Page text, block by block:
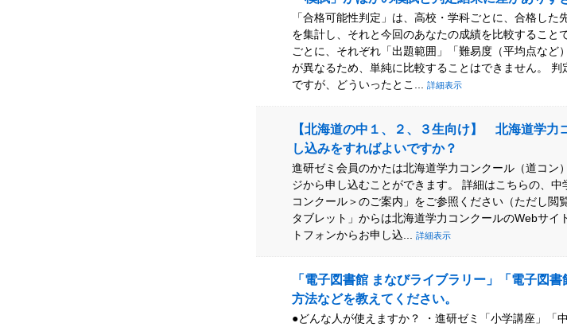
「合格可能性判定」は、高校・学科ごとに、合格し
を集計し、それと今回のあなたの成績を比較すること
ごとに、それぞれ「出題範囲」「難易度（平均点な
が異なるため、単純に比較することはできません。
ですが、どういったとこ...
詳細表示
【北海道の中１、２、３生向け】 北海道学力
し込みをすればよいですか？
進研ゼミ会員のかたは北海道学力コンクール（道コン
ジから申し込むことができます。 詳細はこちらの、
コンクール＞のご案内」をご参照ください（ただし
タブレット」からは北海道学力コンクールのWebサ
トフォンからお申し込...
詳細表示
「電子図書館 まなびライブラリー」「電子図
方法などを教えてください。
●どんな人が使えますか？ ・進研ゼミ「小学講座」「